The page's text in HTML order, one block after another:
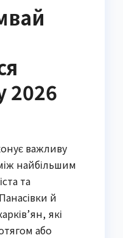
2026
важливу
найбільшим
та
й
які
або